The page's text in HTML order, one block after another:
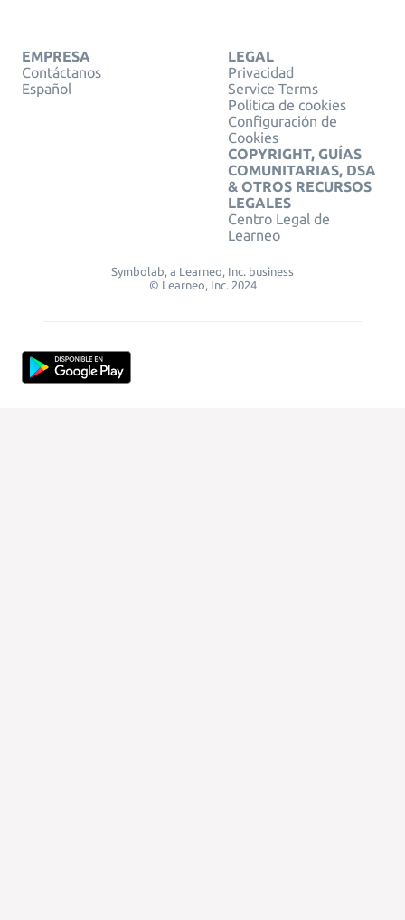
EMPRESA
Contáctanos
Español
LEGAL
Privacidad
Service Terms
Política de cookies
Configuración de
Cookies
COPYRIGHT, GUÍAS
COMUNITARIAS, DSA
& OTROS RECURSOS
LEGALES
Centro Legal de
Learneo
Symbolab, a Learneo, Inc. business
© Learneo, Inc. 2024